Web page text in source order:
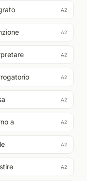
A2
A2
A2
A2
A2
a A2
A2
A2